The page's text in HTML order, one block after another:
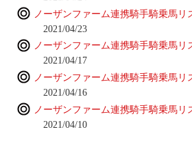
ノーザンファーム連携騎手騎乗馬リ
2021/04/23
ノーザンファーム連携騎手騎乗馬リ
2021/04/17
ノーザンファーム連携騎手騎乗馬リ
2021/04/16
ノーザンファーム連携騎手騎乗馬リ
2021/04/10